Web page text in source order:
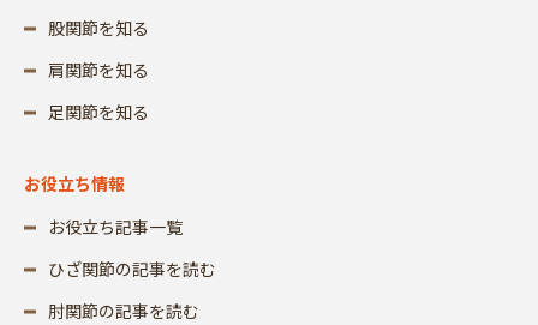
股関節を知る
肩関節を知る
足関節を知る
お役立ち情報
お役立ち記事一覧
ひざ関節の記事を読む
肘関節の記事を読む